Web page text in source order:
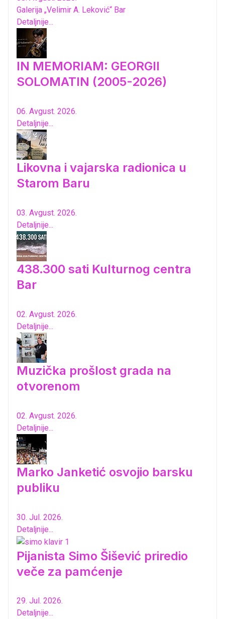
Galerija „Velimir A. Leković“ Bar
Detaljnije...
IN MEMORIAM: GEORGII
SOLOMATIN (2005-2026)
06. Avgust. 2026.
Detaljnije...
Likovna i vajarska radionica u
Starom Baru
03. Avgust. 2026.
Detaljnije...
438.300 sati Kulturnog centra
Bar
02. Avgust. 2026.
Detaljnije...
Muzička prošlost grada na
otvorenom
02. Avgust. 2026.
Detaljnije...
Marko Janketić osvojio barsku
publiku
30. Jul. 2026.
Detaljnije...
Pijanista Simo Šišević priredio
veče za pamćenje
29. Jul. 2026.
Detaljnije...